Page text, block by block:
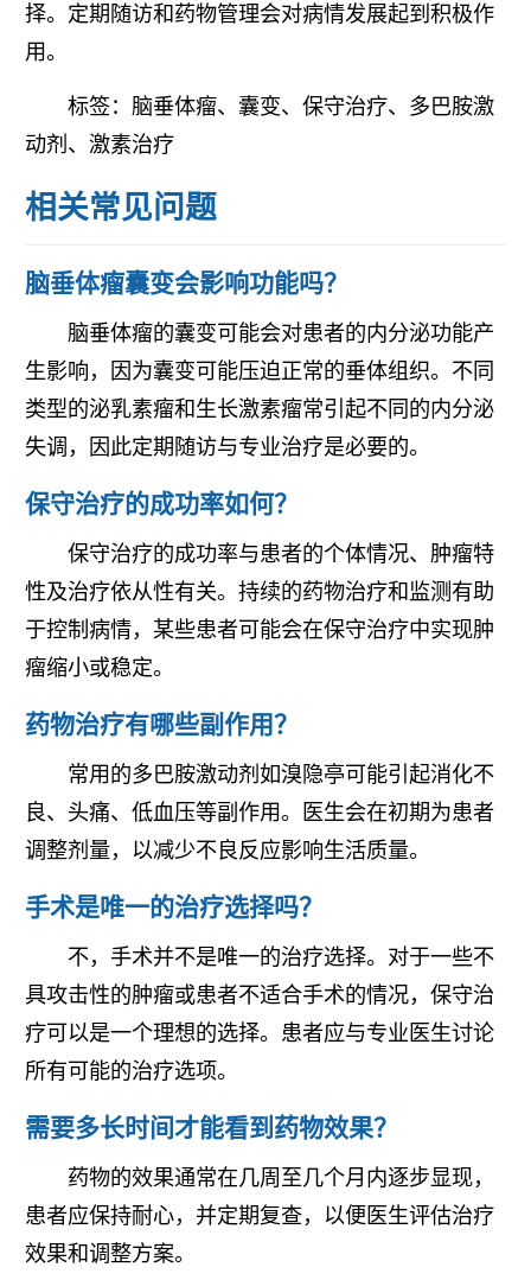
择。定期随访和药物管理会对病情发展起到积极作
用。
标签：脑垂体瘤、囊变、保守治疗、多巴胺激
动剂、激素治疗
相关常见问题
脑垂体瘤囊变会影响功能吗？
脑垂体瘤的囊变可能会对患者的内分泌功能产
生影响，因为囊变可能压迫正常的垂体组织。不同
类型的泌乳素瘤和生长激素瘤常引起不同的内分泌
失调，因此定期随访与专业治疗是必要的。
保守治疗的成功率如何？
保守治疗的成功率与患者的个体情况、肿瘤特
性及治疗依从性有关。持续的药物治疗和监测有助
于控制病情，某些患者可能会在保守治疗中实现肿
瘤缩小或稳定。
药物治疗有哪些副作用？
常用的多巴胺激动剂如溴隐亭可能引起消化不
良、头痛、低血压等副作用。医生会在初期为患者
调整剂量，以减少不良反应影响生活质量。
手术是唯一的治疗选择吗？
不，手术并不是唯一的治疗选择。对于一些不
具攻击性的肿瘤或患者不适合手术的情况，保守治
疗可以是一个理想的选择。患者应与专业医生讨论
所有可能的治疗选项。
需要多长时间才能看到药物效果？
药物的效果通常在几周至几个月内逐步显现，
患者应保持耐心，并定期复查，以便医生评估治疗
效果和调整方案。